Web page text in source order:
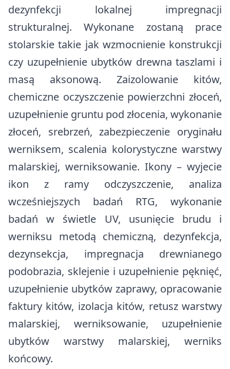
dezynfekcji lokalnej impregnacji
strukturalnej. Wykonane zostaną prace
stolarskie takie jak wzmocnienie konstrukcji
czy uzupełnienie ubytków drewna taszlami i
masą aksonową. Zaizolowanie kitów,
chemiczne oczyszczenie powierzchni złoceń,
uzupełnienie gruntu pod złocenia, wykonanie
złoceń, srebrzeń, zabezpieczenie oryginału
werniksem, scalenia kolorystyczne warstwy
malarskiej, werniksowanie. Ikony – wyjecie
ikon z ramy odczyszczenie, analiza
wcześniejszych badań RTG, wykonanie
badań w świetle UV, usunięcie brudu i
werniksu metodą chemiczną, dezynfekcja,
dezynsekcja, impregnacja drewnianego
podobrazia, sklejenie i uzupełnienie pęknięć,
uzupełnienie ubytków zaprawy, opracowanie
faktury kitów, izolacja kitów, retusz warstwy
malarskiej, werniksowanie, uzupełnienie
ubytków warstwy malarskiej, werniks
końcowy.